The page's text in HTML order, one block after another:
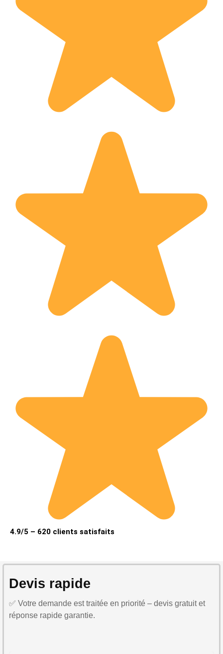
4.9/5 – 620 clients satisfaits
Devis rapide
✅ Votre demande est traitée en priorité – devis gratuit et
réponse rapide garantie.